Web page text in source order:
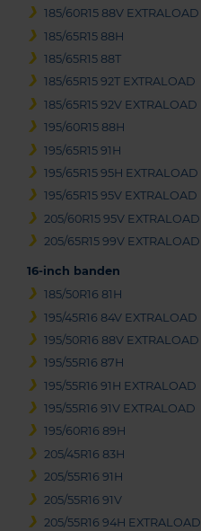
185/60R15 88V EXTRALOAD
185/65R15 88H
185/65R15 88T
185/65R15 92T EXTRALOAD
185/65R15 92V EXTRALOAD
195/60R15 88H
195/65R15 91H
195/65R15 95H EXTRALOAD
195/65R15 95V EXTRALOAD
205/60R15 95V EXTRALOAD
205/65R15 99V EXTRALOAD
16-inch banden
185/50R16 81H
195/45R16 84V EXTRALOAD
195/50R16 88V EXTRALOAD
195/55R16 87H
195/55R16 91H EXTRALOAD
195/55R16 91V EXTRALOAD
195/60R16 89H
205/45R16 83H
205/55R16 91H
205/55R16 91V
205/55R16 94H EXTRALOAD